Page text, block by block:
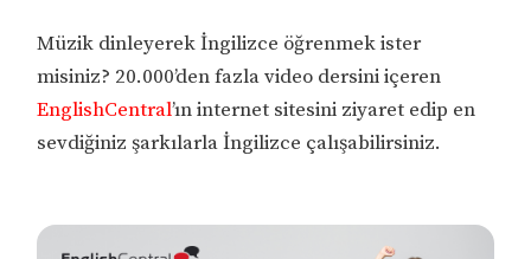
Müzik dinleyerek İngilizce öğrenmek ister
misiniz? 20.000’den fazla video dersini içeren
EnglishCentral’ın internet sitesini ziyaret edip en
sevdiğiniz şarkılarla İngilizce çalışabilirsiniz.